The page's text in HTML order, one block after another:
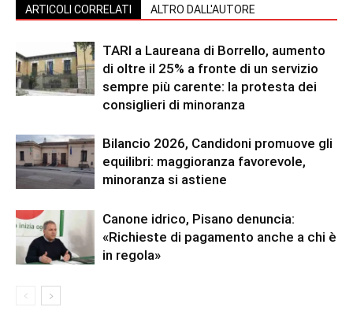
ARTICOLI CORRELATI ALTRO DALL'AUTORE
TARI a Laureana di Borrello, aumento
di oltre il 25% a fronte di un servizio
sempre più carente: la protesta dei
consiglieri di minoranza
Bilancio 2026, Candidoni promuove gli
equilibri: maggioranza favorevole,
minoranza si astiene
Canone idrico, Pisano denuncia:
«Richieste di pagamento anche a chi è
in regola»